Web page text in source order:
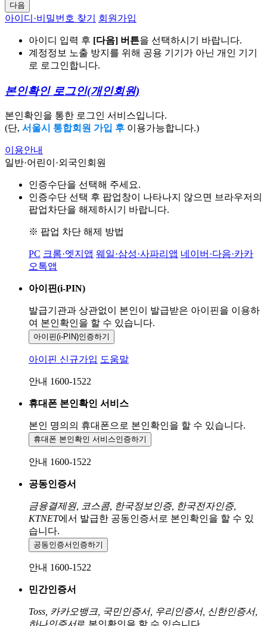
다음
아이디·비밀번호 찾기 회원가입
아이디 입력 후 [다음] 버튼을 선택하시기 바랍니다.
계정정보 노출 방지를 위해 공용 기기가 아닌 개인 기기
로 로그인합니다.
본인확인 로그인(개인회원)
본인확인을 통한 로그인 서비스입니다.
(단, 서울시 통합회원 가입 후 이용가능합니다.)
이용안내
일반·어린이·외국인회원
인증수단을 선택해 주세요.
인증수단 선택 후 팝업창이 나타나지 않으면 브라우저의
팝업차단을 해제하시기 바랍니다.
※ 팝업 차단 해제 방법
PC 크롬·엣지앱 웨일·삼성·사파리앱 네이버·다음·카카
오톡앱
아이핀(i-PIN)
발급기관과 상관없이 본인이 발급받은 아이핀을 이용하
여 본인확인을 할 수 있습니다.
아이핀(i-PIN)인증하기
아이핀 신규가입 도움말
안내 1600-1522
휴대폰 본인확인 서비스
본인 명의의 휴대폰으로 본인확인을 할 수 있습니다.
휴대폰 본인확인 서비스인증하기
안내 1600-1522
공동인증서
금융결제원, 코스콤, 한국정보인증, 한국전자인증,
KTNET에서 발급한 공동인증서로 본인확인을 할 수 있
습니다.
공동인증서 인증하기
안내 1600-1522
민간인증서
Toss, 카카오뱅크, 국민인증서, 우리인증서, 신한인증서,